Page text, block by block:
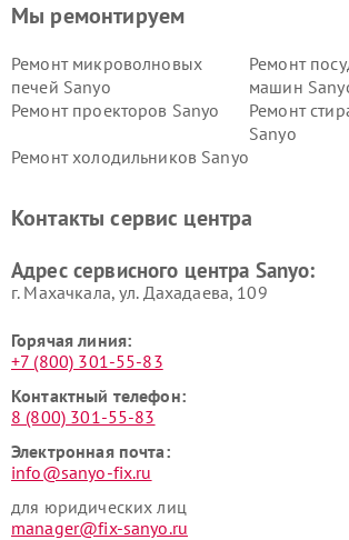
Мы ремонтируем
Ремонт микроволновых
печей Sanyo
Ремонт
машин
Ремонт проекторов Sanyo
Ремонт
Sanyo
Ремонт холодильников Sanyo
Контакты сервис центра
Адрес сервисного центра Sanyo:
г. Махачкала, ул. Дахадаева, 109
Горячая линия:
+7 (800) 301-55-83
Контактный телефон:
8 (800) 301-55-83
Электронная почта:
info@sanyo-fix.ru
для юридических лиц
manager@fix-sanyo.ru